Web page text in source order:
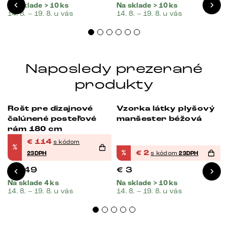
Na sklade > 10 ks
14. 8. – 19. 8. u vás
Na sklade > 10 ks
14. 8. – 19. 8. u vás
Naposledy prezerané
produkty
-23%
Rošt pre dizajnové
čalúnené posteľové
rám 180 cm
%
€ 114 s kódom
23DPH
€149
Na sklade 4 ks
14. 8. – 19. 8. u vás
-33%
Vzorka látky plyšový
manšester béžová
% € 2 s kódom23DPH
€ 3
Na sklade > 10 ks
14. 8. – 19. 8. u vás